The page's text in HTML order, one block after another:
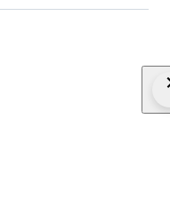
: Burberry Made in
pas la vision. Les lunettes